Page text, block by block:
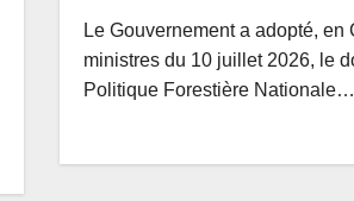
Le Gouvernement a adopté, en
ministres du 10 juillet 2026, le
Politique Forestière Nationale…